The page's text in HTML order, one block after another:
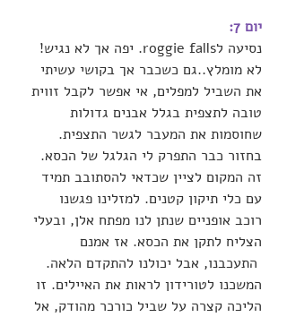
יום 7:
נסיעה לroggie falls. יפה אך לא נגיש!
לא מומלץ..גם כשכבר אך בקושי עשיתי
את השביל למפלים, אי אפשר לקבל זווית
טובה לתצפית בגלל אבנים גדולות
שחוסמות את המעבר לגשר התצפית.
בחזור כבר התפרק לי הגלגל של הכסא.
זה המקום לציין שכדאי להסתובב תמיד
עם כלי תיקון קטנים. למזלינו פגשנו
רוכב אופניים שנתן לנו מפתח אלן, ובעלי
הצליח לתקן את הכסא. אז אמנם
המשכנו לטורידון לראות את האיילים. זו
הליכה קצרה על שביל כורכר מהודק, אל